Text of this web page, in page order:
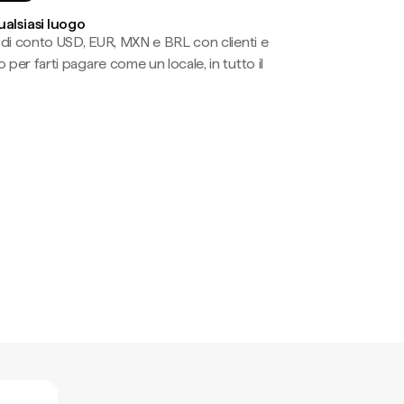
luogo
conto USD, EUR, MXN e BRL con clienti e
farti pagare come un locale, in tutto il